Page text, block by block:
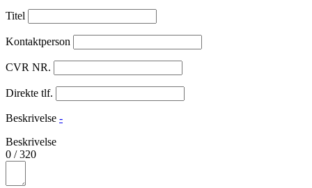
Titel
Kontaktperson
CVR NR.
Direkte tlf.
Beskrivelse -
Beskrivelse
0 /320